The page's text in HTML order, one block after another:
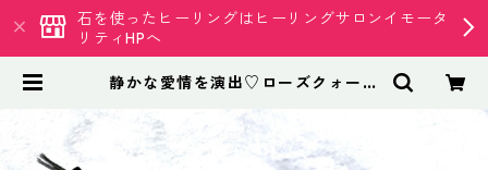
石を使ったヒーリングはヒーリングサロンイモータ
リティHPへ
静かな愛情を演出♡ローズクォーツ
イモータリティ クリスタル